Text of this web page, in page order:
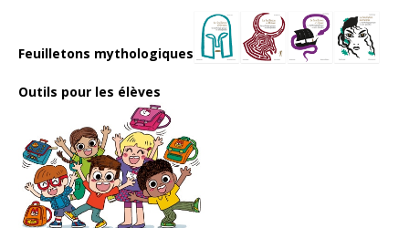
Feuilletons mythologiques
Outils pour les élèves